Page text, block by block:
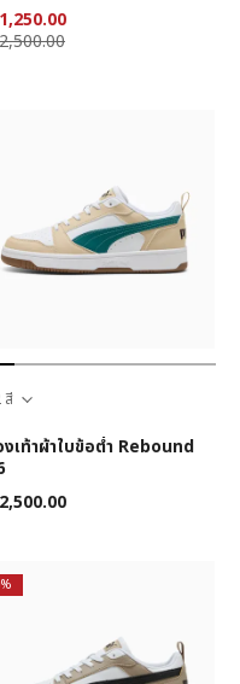
สี
งเท้าผ้าใบข้อต่ำ Rebound